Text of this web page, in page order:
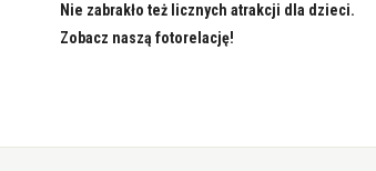
Nie zabrakło też licznych atrakcji dla dzieci.
Zobacz naszą fotorelację!